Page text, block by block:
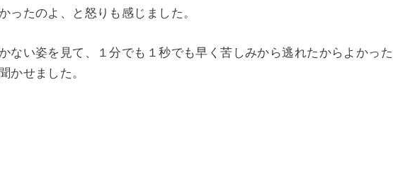
ったのよ、と怒りも感じました。
ない姿を見て、１分でも１秒でも早く苦しみから逃れたからよかった
かせました。